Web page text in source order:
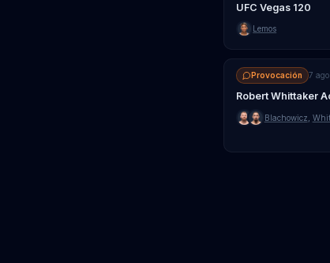
UFC Vegas 120
Lemos
Provocación 7 ago
Robert Whittaker
Blachowicz